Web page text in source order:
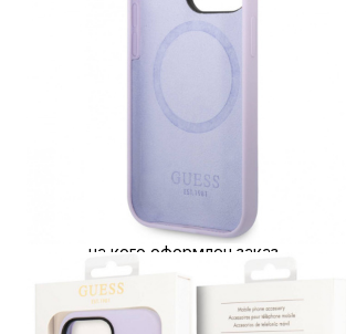
свяжется для уточнения
Специалист предложит
время доставки и уточнит
Осмотрите упаковку на
соответствие указанной
из нашего
ул. Коммунистическая 90/2,
получения заказа обратитесь
кассовой зоне и назовите
на кого оформлен заказ.
Оплата за доставку любой
осуществляется отдельно, при